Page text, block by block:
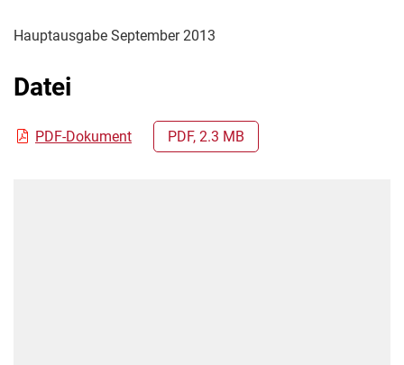
Hauptausgabe September 2013
Datei
PDF-Dokument PDF, 2.3 MB